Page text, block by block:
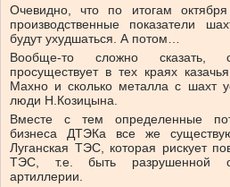
Очевидно, что по итогам
производственные показатели
будут ухудшаться. А потом…
Вообще-то сложно сказать,
просуществует в тех краях
Махно и сколько металла с шахт
люди Н.Козицына.
Вместе с тем определенные
бизнеса ДТЭКа все же
Луганская ТЭС, которая рискует
ТЭС, т.е. быть разрушенной
артиллерии.